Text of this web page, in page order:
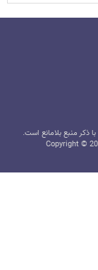
ذکر منبع بلامانع است.
Copyright ©